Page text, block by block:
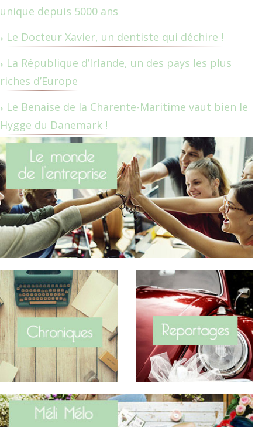
unique depuis 5000 ans
Le Docteur Xavier, un dentiste qui déchire !
La République d’Irlande, un des pays les plus
riches d’Europe
Le Benaise de la Charente-Maritime vaut bien le
Hygge du Danemark !